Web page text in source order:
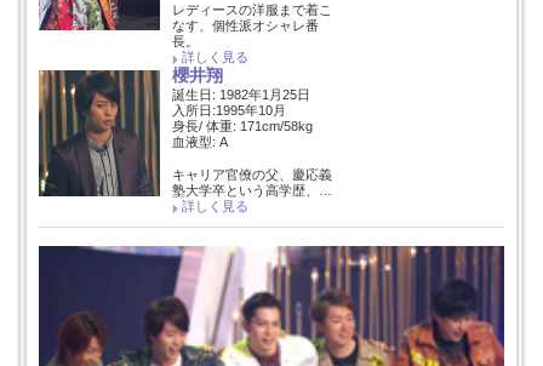
レディースの洋服まで着こ
なす、個性派オシャレ番
長。
詳しく見る
櫻井翔
誕生日: 1982年1月25日
入所日:1995年10月
身長/ 体重: 171cm/58kg
血液型: A
キャリア官僚の父、慶応義
塾大学卒という高学歴、…
詳しく見る